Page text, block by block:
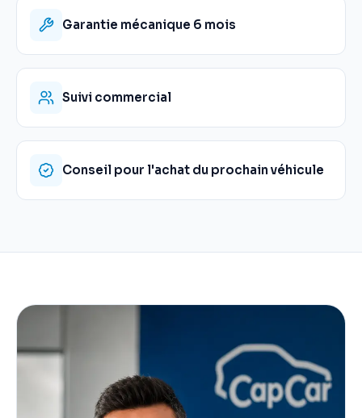
Garantie mécanique 6 mois
Suivi commercial
Conseil pour l'achat du prochain véhicule